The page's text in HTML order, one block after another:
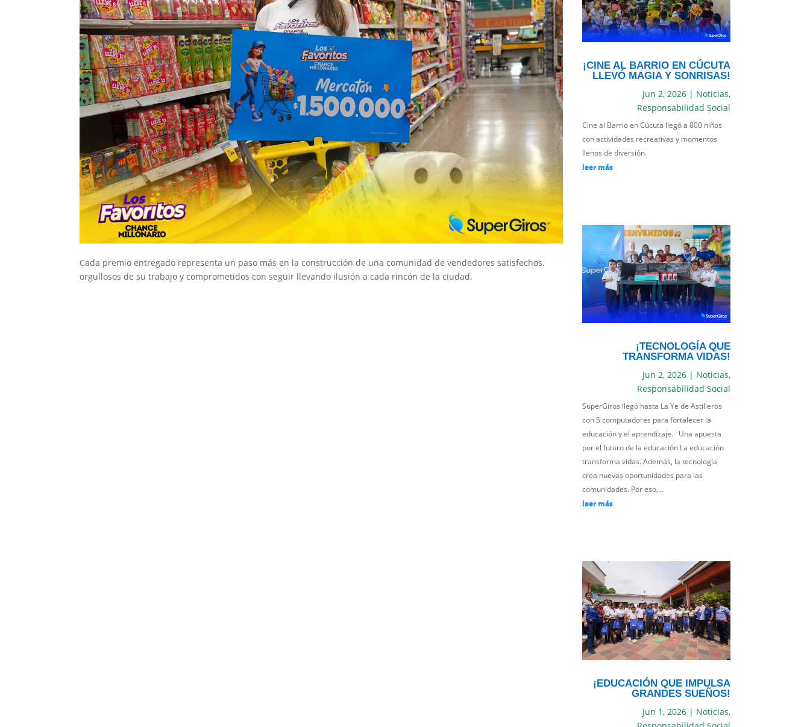
Cada premio entregado representa un paso más en la construcción de una comunidad de vendedores satisfechos,
orgullosos de su trabajo y comprometidos con seguir llevando ilusión a cada rincón de la ciudad.
¡CINE AL BARRIO EN CÚCUTA
LLEVÓ MAGIA Y SONRISAS!
Jun 2, 2026| Noticias,
Responsabilidad Social
Cine al Barrio en Cúcuta llegó a 800 niños
con actividades recreativas y momentos
llenos de diversión.
leer más
¡TECNOLOGÍA QUE
TRANSFORMA VIDAS!
Jun 2, 2026| Noticias,
Responsabilidad Social
SuperGiros llegó hasta La Ye de Astilleros
con 5 computadores para fortalecer la
educación y el aprendizaje. Una apuesta
por el futuro de la educación La educación
transforma vidas. Además, la tecnología
crea nuevas oportunidades para las
comunidades. Por eso,...
leer más
¡EDUCACIÓN QUE IMPULSA
GRANDES SUEÑOS!
Jun 1, 2026| Noticias,